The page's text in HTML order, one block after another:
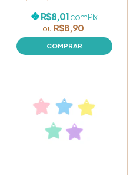
R$8,90
R$8,01comPix